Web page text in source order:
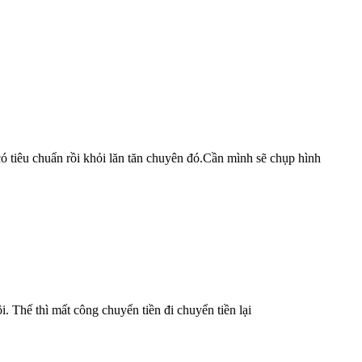
tiêu chuẩn rồi khỏi lăn tăn chuyên đó.Cần mình sẽ chụp hình
Thế thì mất công chuyển tiền đi chuyển tiền lại